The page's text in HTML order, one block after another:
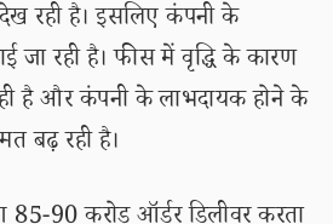
रही है। इसलिए कंपनी के
जा रही है। फीस में वृद्धि के कारण
है और कंपनी के लाभदायक होने के
बढ़ रही है।